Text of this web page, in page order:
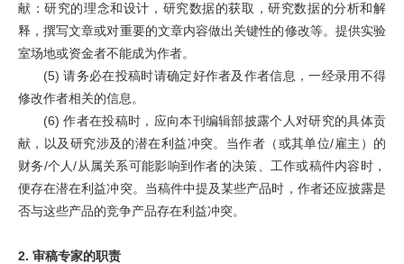
献：研究的理念和设计，研究数据的获取，研究数据的分析和解
释，撰写文章或对重要的文章内容做出关键性的修改等。提供实验
室场地或资金者不能成为作者。
(5)请务必在投稿时请确定好作者及作者信息，一经录用不得
修改作者相关的信息。
(6)作者在投稿时，应向本刊编辑部披露个人对研究的具体贡
献，以及研究涉及的潜在利益冲突。当作者（或其单位/雇主）的
财务/个人/从属关系可能影响到作者的决策、工作或稿件内容时，
便存在潜在利益冲突。当稿件中提及某些产品时，作者还应披露是
否与这些产品的竞争产品存在利益冲突。
2. 审稿专家的职责